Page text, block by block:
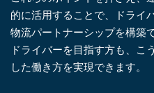
的に活用することで、ドライ
物流パートナーシップを構築
ドライバーを目指す方も、こ
した働き方を実現できます。